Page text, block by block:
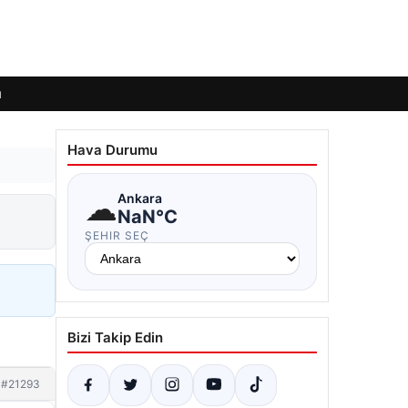
#21293
Hava Durumu
☁Ankara
NaN°C
ŞEHIR SEÇ
Bizi Takip Edin